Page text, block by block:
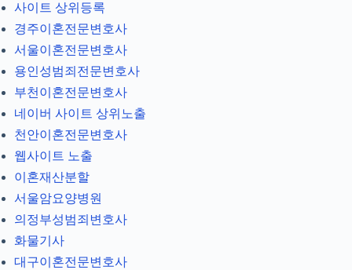
사이트 상위등록
경주이혼전문변호사
서울이혼전문변호사
용인성범죄전문변호사
부천이혼전문변호사
네이버 사이트 상위노출
천안이혼전문변호사
웹사이트 노출
이혼재산분할
서울암요양병원
의정부성범죄변호사
화물기사
대구이혼전문변호사